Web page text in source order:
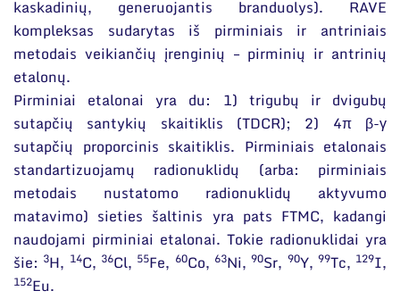
kaskadinių, generuojantis branduolys). RAVE
kompleksas sudarytas iš pirminiais ir antriniais
metodais veikiančių įrenginių – pirminių ir antrinių
etalonų.
Pirminiai etalonai yra du: 1) trigubų ir dvigubų
sutapčių santykių skaitiklis (TDCR); 2) 4π β-γ
sutapčių proporcinis skaitiklis. Pirminiais etalonais
standartizuojamų radionuklidų (arba: pirminiais
metodais nustatomo radionuklidų aktyvumo
matavimo) sieties šaltinis yra pats FTMC, kadangi
naudojami pirminiai etalonai. Tokie radionuklidai yra
šie: 3H, 14C, 36Cl, 55Fe, 60Co, 63Ni, 90Sr, 90Y, 99Tc, 129I,
152Eu.